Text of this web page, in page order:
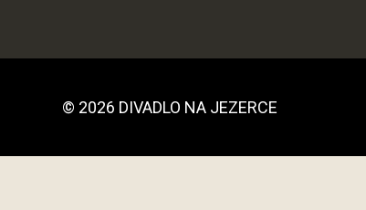
© 2026 DIVADLO NA JEZERCE